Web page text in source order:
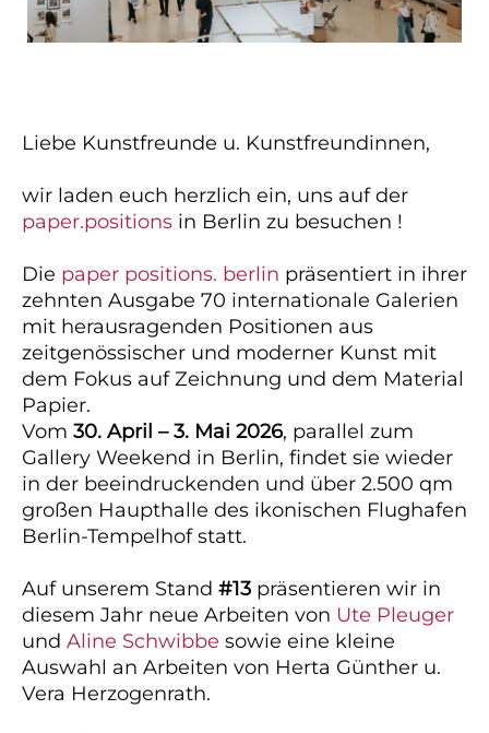
Liebe Kunstfreunde u. Kunstfreundinnen,
wir laden euch herzlich ein, uns auf der
paper.positions in Berlin zu besuchen !
Die paper positions. berlin präsentiert in ihrer
zehnten Ausgabe 70 internationale Galerien
mit herausragenden Positionen aus
zeitgenössischer und moderner Kunst mit
dem Fokus auf Zeichnung und dem Material
Papier.
Vom 30. April – 3. Mai 2026, parallel zum
Gallery Weekend in Berlin, findet sie wieder
in der beeindruckenden und über 2.500 qm
großen Haupthalle des ikonischen Flughafen
Berlin-Tempelhof statt.
Auf unserem Stand #13 präsentieren wir in
diesem Jahr neue Arbeiten von Ute Pleuger
und Aline Schwibbe sowie eine kleine
Auswahl an Arbeiten von Herta Günther u.
Vera Herzogenrath.